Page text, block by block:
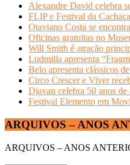
Alexandre David celebra
FLIP e Festival da
Otaviano Costa se
Oficinas gratuitas no
Will Smith é atração
Ludmilla apresenta
Belo apresenta clássicos
Circo Crescer e Viver
Djavan celebra 50 anos
Festival Elemento em
ARQUIVOS – ANOS
ARQUIVOS – ANOS